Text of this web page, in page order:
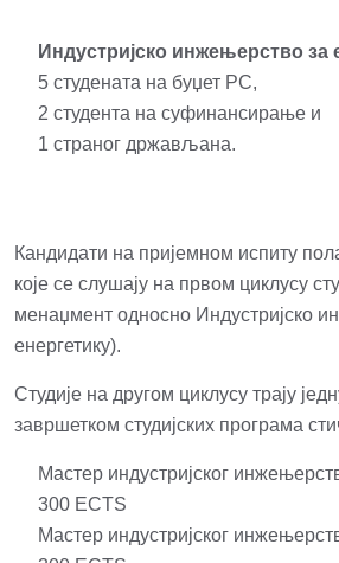
Индустријско инжењерство за
5 студената на буџет РС,
2 студента на суфинансирање и
1 страног држављана.
Кандидати на пријемном испиту
које се слушају на првом циклусу
менаџмент односно Индустријско
енергетику).
Студије на другом циклусу трају
завршетком студијских програма
Мастер индустријског
300 ECTS
Мастер индустријског